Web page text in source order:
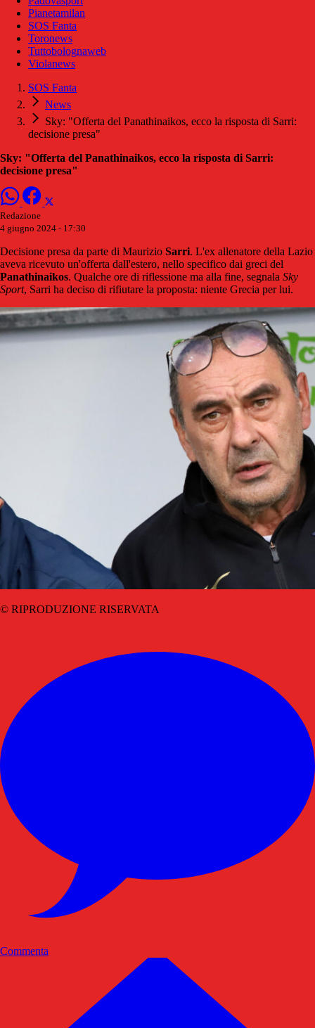
Pianetamilan
SOS Fanta
Toronews
Tuttobolognaweb
Violanews
SOS Fanta
News
Sky: "Offerta del Panathinaikos, ecco la risposta di Sarri:
decisione presa"
Sky: "Offerta del Panathinaikos, ecco la risposta di Sarri:
decisione presa"
Redazione
4 giugno 2024 - 17:30
Decisione presa da parte di Maurizio Sarri. L'ex allenatore della Lazio
aveva ricevuto un'offerta dall'estero, nello specifico dai greci del
Panathinaikos. Qualche ore di riflessione ma alla fine, segnala Sky
Sport, Sarri ha deciso di rifiutare la proposta: niente Grecia per lui.
© RIPRODUZIONE RISERVATA
Commenta